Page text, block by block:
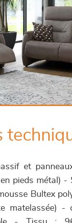
et
pieds métal) -
Bultex
matelassée) -